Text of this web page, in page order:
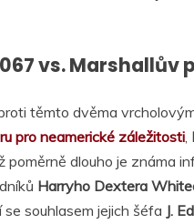
vs. Marshallův
těmto dvěma
pro neamerické záležitosti
dlouho je známa
Harryho Dextera
se souhlasem jejich šéfa J.